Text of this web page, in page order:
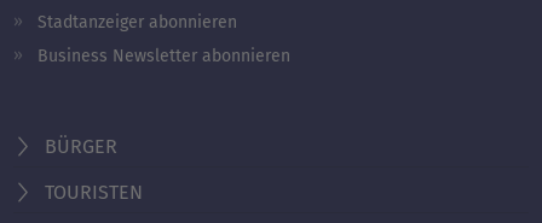
Stadtanzeiger abonnieren
Business Newsletter abonnieren
BÜRGER
TOURISTEN